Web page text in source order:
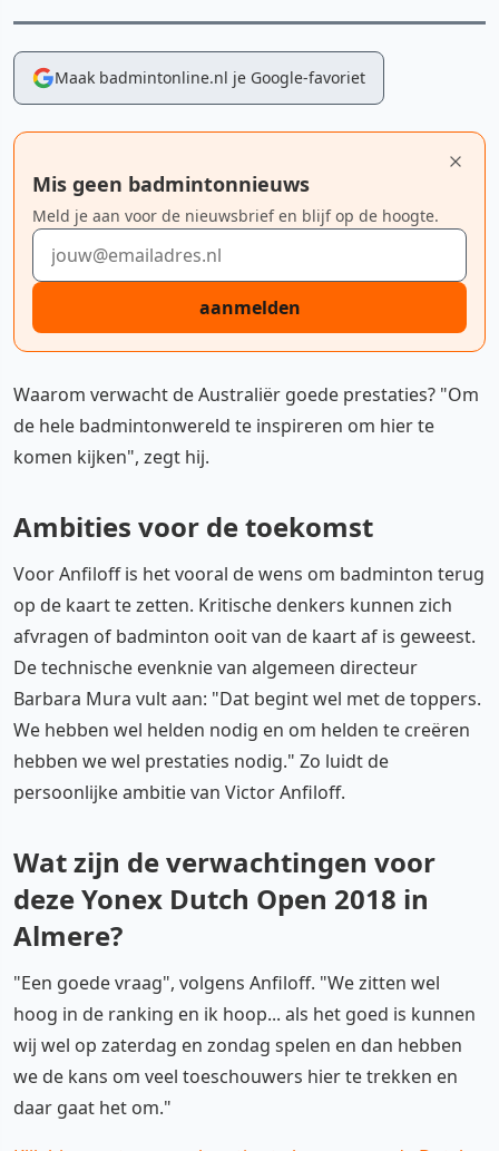
Maak badmintonline.nl je Google-favoriet
Mis geen badmintonnieuws
Meld je aan voor de nieuwsbrief en blijf op de hoogte.
E-mailadres
aanmelden
Waarom verwacht de Australiër goede prestaties? "Om
de hele badmintonwereld te inspireren om hier te
komen kijken", zegt hij.
Ambities voor de toekomst
Voor Anfiloff is het vooral de wens om badminton terug
op de kaart te zetten. Kritische denkers kunnen zich
afvragen of badminton ooit van de kaart af is geweest.
De technische evenknie van algemeen directeur
Barbara Mura vult aan: "Dat begint wel met de toppers.
We hebben wel helden nodig en om helden te creëren
hebben we wel prestaties nodig." Zo luidt de
persoonlijke ambitie van Victor Anfiloff.
Wat zijn de verwachtingen voor
deze Yonex Dutch Open 2018 in
Almere?
"Een goede vraag", volgens Anfiloff. "We zitten wel
hoog in de ranking en ik hoop... als het goed is kunnen
wij wel op zaterdag en zondag spelen en dan hebben
we de kans om veel toeschouwers hier te trekken en
daar gaat het om."